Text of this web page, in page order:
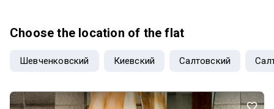
Choose the location of the flat
Шевченковский Киевский Салтовский